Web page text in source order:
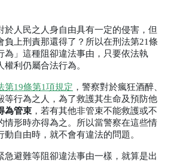
於人民之人身自由具有一定的侵害，但
負上刑責那還得了？所以在刑法第21條
為」這種阻卻違法事由，只要依法執
利仍屬合法行為。
第19條第1項規定 ，警察對於瘋狂酒醉、
等行為之人，為了救護其生命及預防他
為管束 ，若有其他非管束不能救護或不
情形時亦得為之。所以當警察在這些情
自由時，就不會有違法的問題。
急避難等阻卻違法事由一樣，就算是出